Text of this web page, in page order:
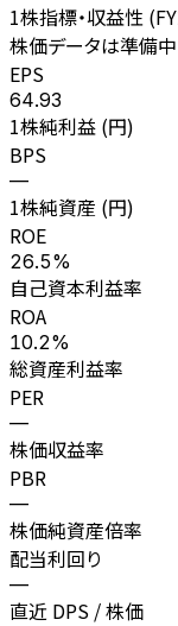
1株指標・収益性 (
株価データは準備中
EPS
64.93
1株純利益 (円)
BPS
—
1株純資産 (円)
ROE
26.5%
自己資本利益率
ROA
10.2%
総資産利益率
PER
—
株価収益率
PBR
—
株価純資産倍率
配当利回り
—
直近 DPS / 株価